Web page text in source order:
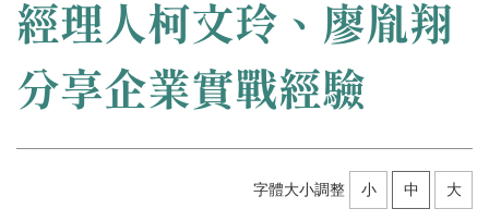
經理人柯文玲、廖胤翔
分享企業實戰經驗
字體大小調整 小 中 大